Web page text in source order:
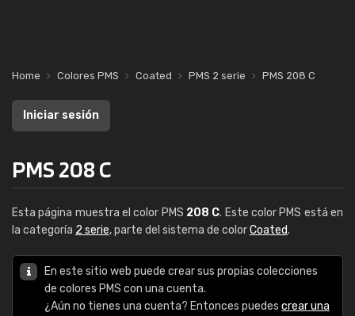
Home Colores PMS Coated PMS 2 serie PMS 208 C
Iniciar sesión
PMS 208 C
Esta página muestra el color PMS 208 C. Este color PMS está en
la categoría 2 serie, parte del sistema de colorCoated.
En este sitio web puede crear sus propias colecciones
de colores PMS con una cuenta.
¿Aún no tienes una cuenta? Entonces puedes crear una